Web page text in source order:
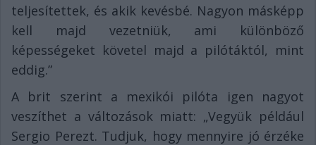
teljesítettek, és akik kevésbé. Nagyon másképp
kell majd vezetniük, ami különböző
képességeket követel majd a pilótáktól, mint
eddig.”
A brit szerint a mexikói pilóta igen nagyot
veszíthet a változások miatt: „Vegyük például
Sergio Perezt. Tudjuk, hogy mennyire jó érzéke